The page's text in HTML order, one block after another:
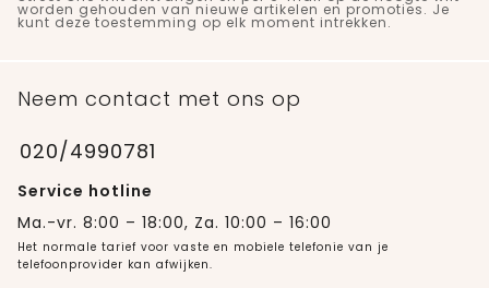
worden gehouden van nieuwe artikelen en promoties. Je
kunt deze toestemming op elk moment intrekken.
Neem contact met ons op
020/4990781
Service hotline
Ma.-vr. 8:00 – 18:00, Za. 10:00 – 16:00
Het normale tarief voor vaste en mobiele telefonie van je
telefoonprovider kan afwijken.